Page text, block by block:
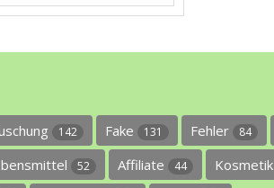
142 Fake 131 Fehler 84
52 Affiliate 44 Kosmetik